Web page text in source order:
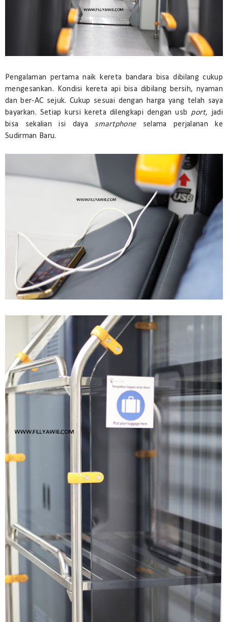
Pengalaman pertama naik kereta bandara bisa dibilang cukup
mengesankan. Kondisi kereta api bisa dibilang bersih, nyaman
dan ber-AC sejuk. Cukup sesuai dengan harga yang telah saya
bayarkan. Setiap kursi kereta dilengkapi dengan usb port, jadi
bisa sekalian isi daya smartphone selama perjalanan ke
Sudirman Baru.